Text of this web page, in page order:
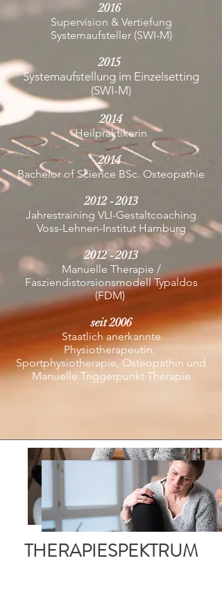
2016
Supervision & Vertiefung
Systemaufsteller (SWI-M)
2015
Systemaufstellung im Einzelsetting
(SWI-M)
2014
Heilpraktikerin
2014
Bachelor of Science BSc. Osteopathie
2012-2013
Jahrestraining VLI-Gestaltcoaching
Voss-Lehnen-Institut Hamburg
2012-2013
Manuelle Therapie /
Fasziendistorsionsmodell Typaldos
(FDM)
seit 2006
Staatlich anerkannte
Physiotherapeutin,
Sportphysiotherapie, Osteopathin und
Manuelle Triggerpunkt Therapie
THERAPIESPEKTRUM